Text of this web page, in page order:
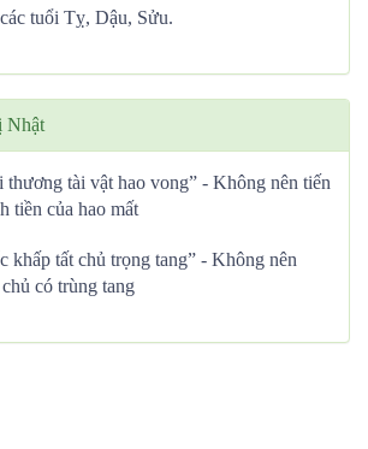
tuổi Tỵ, Dậu, Sửu.
Nhật
thương tài vật hao vong” - Không nên tiến
tiền của hao mất
khấp tất chủ trọng tang” - Không nên
có trùng tang